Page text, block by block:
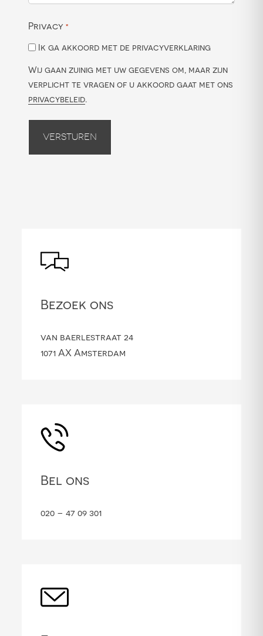
Privacy *
Ik ga akkoord met de privacyverklaring
Wij gaan zuinig met uw gegevens om, maar zijn
verplicht te vragen of u akkoord gaat met ons
privacybeleid.
Versturen
Bezoek ons
van baerlestraat 24
1071 AX Amsterdam
Bel ons
020 – 47 09 301